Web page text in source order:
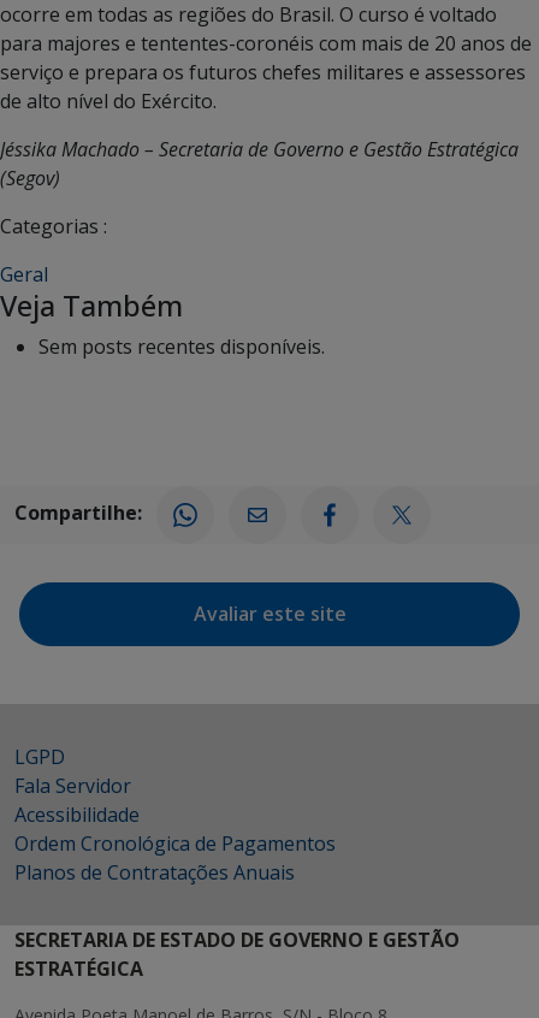
ocorre em todas as regiões do Brasil. O curso é voltado
para majores e tententes-coronéis com mais de 20 anos de
serviço e prepara os futuros chefes militares e assessores
de alto nível do Exército.
Jéssika Machado – Secretaria de Governo e Gestão Estratégica
(Segov)
Categorias :
Geral
Veja Também
Sem posts recentes disponíveis.
Compartilhe:
Avaliar este site
LGPD
Fala Servidor
Acessibilidade
Ordem Cronológica de Pagamentos
Planos de Contratações Anuais
SECRETARIA DE ESTADO DE GOVERNO E GESTÃO
ESTRATÉGICA